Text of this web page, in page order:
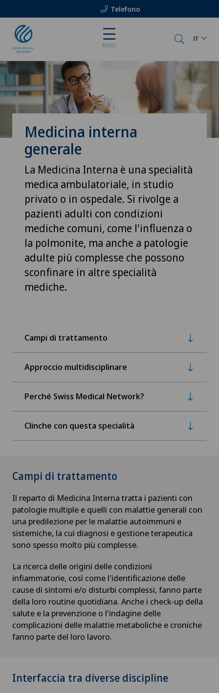
Telefono
MENU
IT
Medicina interna
generale
La Medicina Interna è una specialità
medica ambulatoriale, in studio
privato o in ospedale. Si rivolge a
pazienti adulti con condizioni
mediche comuni, come l'influenza o
la polmonite, ma anche a patologie
adulte più complesse che possono
sconfinare in altre specialità
mediche.
Campi di trattamento
Approccio multidisciplinare
Perché Swiss Medical Network?
Clinche con questa specialità
Campi di trattamento
Il reparto di Medicina Interna tratta i pazienti con
patologie multiple e quelli con malattie generali con
una predilezione per le malattie autoimmuni e
sistemiche, la cui diagnosi e gestione terapeutica
sono spesso molto più complesse.
La ricerca delle origini delle condizioni
infiammatorie, così come l'identificazione delle
cause di sintomi e/o disturbi complessi, fanno parte
della loro routine quotidiana. Anche i check-up della
salute e la prevenzione o l'indagine delle
complicazioni delle malattie metaboliche e croniche
fanno parte del loro lavoro.
Interfaccia tra diverse discipline